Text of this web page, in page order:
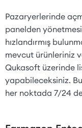
Pazaryerlerinde
panelden
hızlandırmış
mevcut ürünleriniz
Qukasoft üzerinde
yapabileceksiniz.
her noktada 7/24